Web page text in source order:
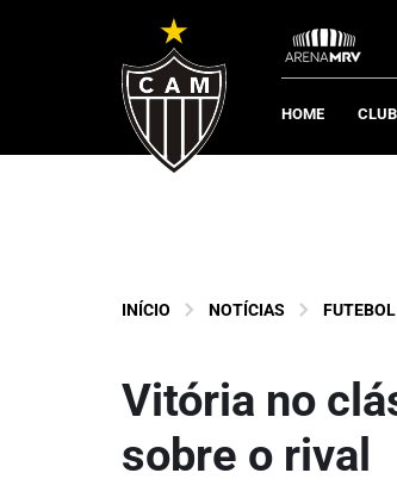
HOME
INÍCIO NOTÍCIAS FUTEBOL
Vitória no
sobre o rival